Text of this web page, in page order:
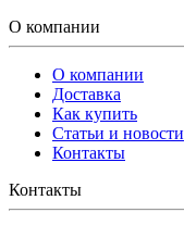
О компании
О компании
Доставка
Как купить
Статьи и новости
Контакты
Контакты